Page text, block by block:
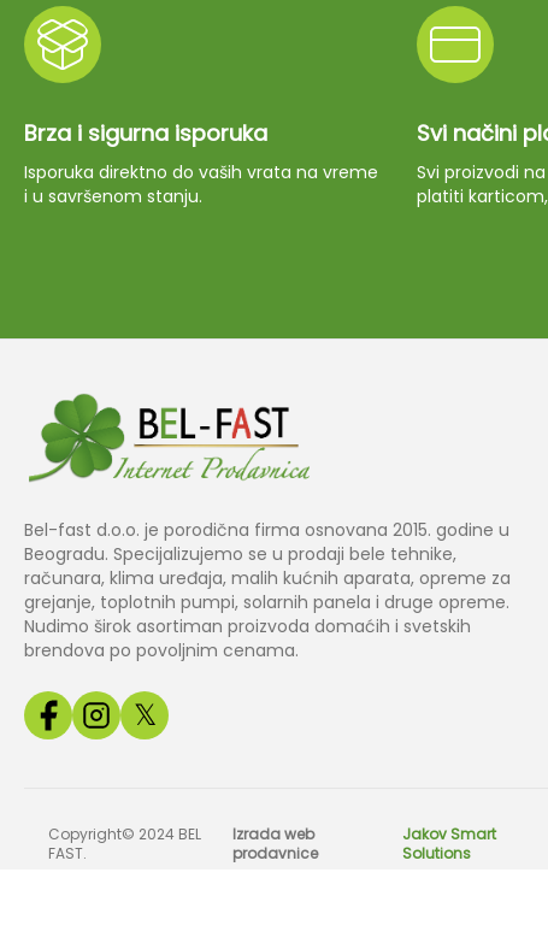
Brza i sigurna isporuka
Isporuka direktno do vaših vrata na vreme
i u savršenom stanju.
Svi načini
Svi proizvodi
platiti
Bel-fast d.o.o. je porodična firma osnovana 2015. godine u
Beogradu. Specijalizujemo se u prodaji bele tehnike,
računara, klima uređaja, malih kućnih aparata, opreme za
grejanje, toplotnih pumpi, solarnih panela i druge opreme.
Nudimo širok asortiman proizvoda domaćih i svetskih
brendova po povoljnim cenama.
𝕏
Copyright© 2024 BEL
FAST.
Izrada web
prodavnice
Jakov Smart
Solutions